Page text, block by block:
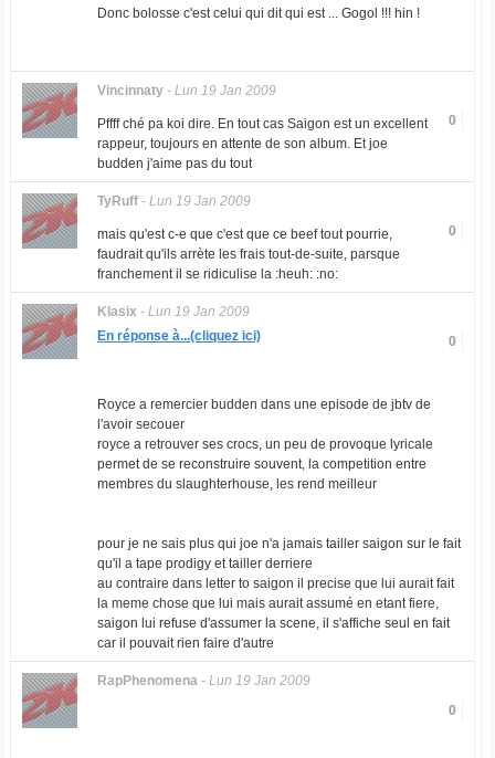
Donc bolosse c'est celui qui dit qui est ... Gogol !!! hin !
Vincinnaty- Lun 19 Jan 2009
0
Pffff ché pa koi dire. En tout cas Saigon est un excellent
rappeur, toujours en attente de son album. Et joe
budden j'aime pas du tout
TyRuff- Lun 19 Jan 2009
0
mais qu'est c-e que c'est que ce beef tout pourrie,
faudrait qu'ils arrète les frais tout-de-suite, parsque
franchement il se ridiculise la :heuh: :no:
Klasix - Lun 19 Jan 2009
0
En réponse à...(cliquez ici)
Royce a remercier budden dans une episode de jbtv de
l'avoir secouer
royce a retrouver ses crocs, un peu de provoque lyricale
permet de se reconstruire souvent, la competition entre
membres du slaughterhouse, les rend meilleur
pour je ne sais plus qui joe n'a jamais tailler saigon sur le fait
qu'il a tape prodigy et tailler derriere
au contraire dans letter to saigon il precise que lui aurait fait
la meme chose que lui mais aurait assumé en etant fiere,
saigon lui refuse d'assumer la scene, il s'affiche seul en fait
car il pouvait rien faire d'autre
RapPhenomena- Lun 19 Jan 2009
0